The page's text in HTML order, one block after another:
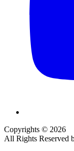
Copyrights © 2026
All Rights Reserved